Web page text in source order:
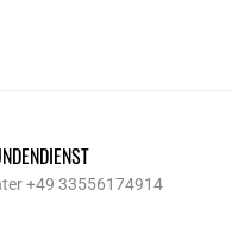
+49 33556174914